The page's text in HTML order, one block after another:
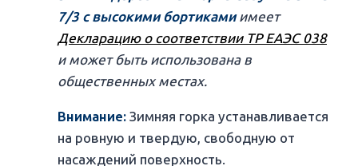
7/3 с высокими бортикамиимеет
Декларацию о соответствии ТР ЕАЭС 038
и может быть использована в
общественных местах.
Внимание: Зимняя горка устанавливается
на ровную и твердую, свободную от
насаждений поверхность.